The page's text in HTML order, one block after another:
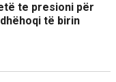
te presioni për
të birin